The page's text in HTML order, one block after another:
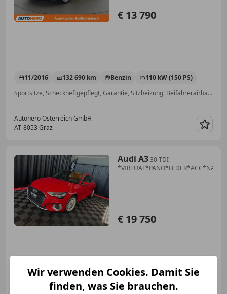
€ 13 790
11/2016 132 690 km Benzin
110 kW (150 PS)
Sportsitze, Scheckheftgepflegt, Garantie, Sitzheizung, Beifahrerairbag, Alufelgen, LED-Tagfahrlicht, Bluetooth
Autohero Österreich GmbH
AT-8053 Graz
Audi A330 TDI
*VIRTUAL*PANO*LEDER*ACC*NAVI*
€ 19 750
120 200 km Diesel
85 kW (116 PS)
Wir verwenden Cookies. Damit Sie
finden, was Sie brauchen.